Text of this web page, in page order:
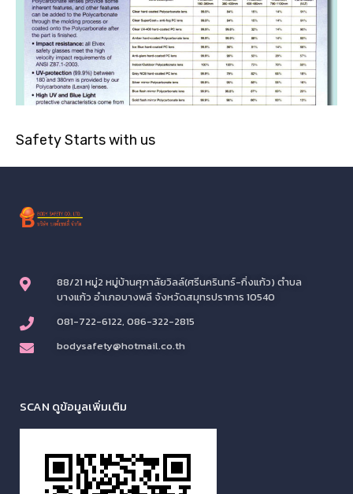
Safety Starts with us
88/21 หมู่2 หมู่บ้านศุภาลัยวิลล์(ศรีนครินทร์-กิ่งแก้ว) ตำบล
บางแก้ว อำเภอบางพลี จังหวัดสมุทรปราการ 10540
081-722-6122, 086-322-2815
bodysafety@hotmail.co.th
SCAN ดูข้อมูลเพิ่มเติม